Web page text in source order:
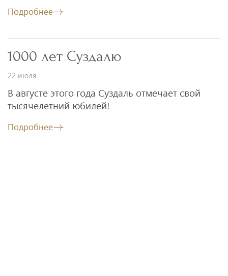
Подробнее
1000 лет Суздалю
22 июля
В августе этого года Суздаль отмечает свой
тысячелетний юбилей!
Подробнее